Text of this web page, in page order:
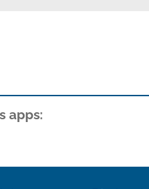
apps: